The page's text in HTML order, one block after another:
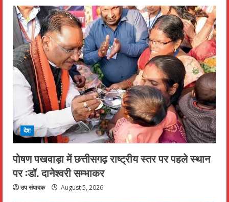
देश
पोषण पखवाड़ा में छत्तीसगढ़ राष्ट्रीय स्तर पर पहले स्थान
पर :डॉ. दानेश्वरी सम्भाकर
उप संपादक August 5, 2026